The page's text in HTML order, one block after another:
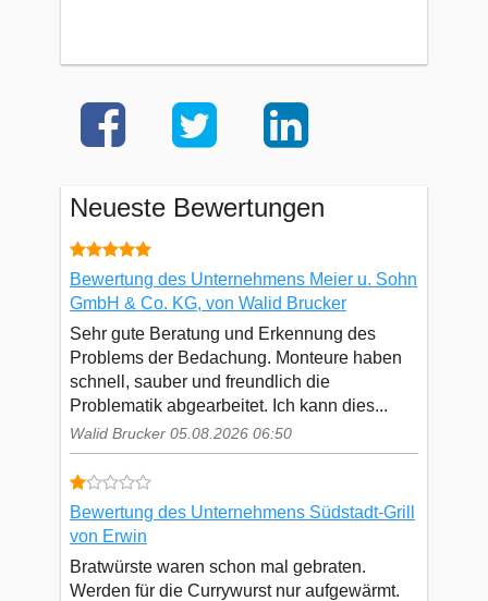
Neueste Bewertungen
Bewertung des Unternehmens Meier u. Sohn
GmbH & Co. KG, von Walid Brucker
Sehr gute Beratung und Erkennung des
Problems der Bedachung. Monteure haben
schnell, sauber und freundlich die
Problematik abgearbeitet. Ich kann dies...
Walid Brucker 05.08.2026 06:50
Bewertung des Unternehmens Südstadt-Grill
von Erwin
Bratwürste waren schon mal gebraten.
Werden für die Currywurst nur aufgewärmt.